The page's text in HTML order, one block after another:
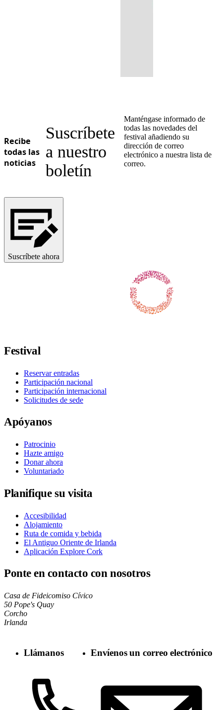
Recibe
todas las
noticias
Suscríbete
a nuestro
boletín
Manténgase informado de
todas las novedades del
festival añadiendo su
dirección de correo
electrónico a nuestra lista de
correo.
Suscríbete ahora
Festival
Reservar entradas
Participación nacional
Participación internacional
Solicitudes de sede
Apóyanos
Patrocinio
Hazte amigo
Donar ahora
Voluntariado
Planifique su visita
Accesibilidad
Alojamiento
Ruta de comida y bebida
El Antiguo Oriente de Irlanda
Aplicación Explore Cork
Ponte en contacto con nosotros
Casa de Fideicomiso Cívico
50 Pope's Quay
Corcho
Irlanda
Llámanos Envíenos un correo electrónico